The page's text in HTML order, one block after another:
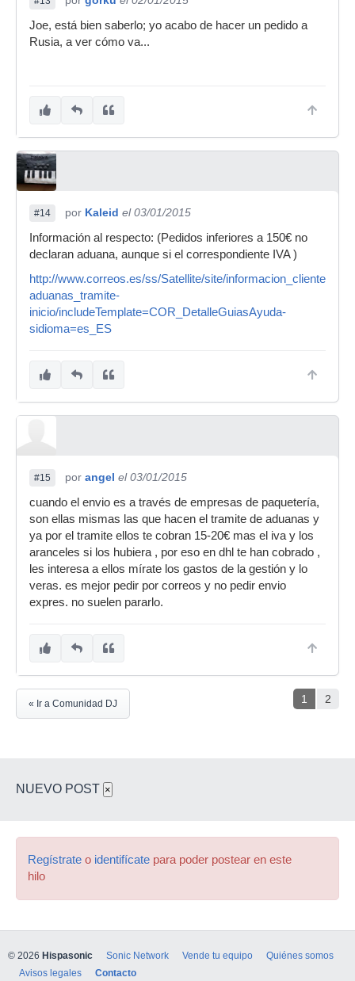
Joe, está bien saberlo; yo acabo de hacer un pedido a
Rusia, a ver cómo va...
#14 por Kaleid el 03/01/2015
Información al respecto: (Pedidos inferiores a 150€ no
declaran aduana, aunque si el correspondiente IVA )
http://www.correos.es/ss/Satellite/site/informacion_cliente-
aduanas_tramite-
inicio/includeTemplate=COR_DetalleGuiasAyuda-
sidioma=es_ES
#15 por angel el 03/01/2015
cuando el envio es a través de empresas de paquetería,
son ellas mismas las que hacen el tramite de aduanas y
ya por el tramite ellos te cobran 15-20€ mas el iva y los
aranceles si los hubiera , por eso en dhl te han cobrado ,
les interesa a ellos mírate los gastos de la gestión y lo
veras. es mejor pedir por correos y no pedir envio
expres. no suelen pararlo.
1 2
« Ir a Comunidad DJ
NUEVO POST ×
Regístrate o identifícate para poder postear en este
hilo
© 2026 Hispasonic Sonic Network Vende tu equipo
Quiénes somos
Avisos legales
Contacto